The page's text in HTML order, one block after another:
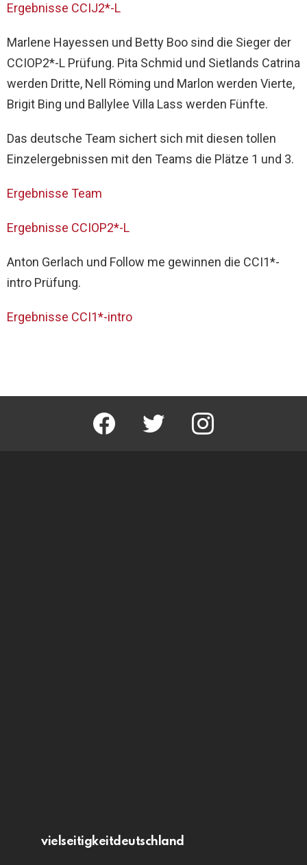
Ergebnisse CCIJ2*-L
Marlene Hayessen und Betty Boo sind die Sieger der
CCIOP2*-L Prüfung. Pita Schmid und Sietlands Catrina
werden Dritte, Nell Röming und Marlon werden Vierte,
Brigit Bing und Ballylee Villa Lass werden Fünfte.
Das deutsche Team sichert sich mit diesen tollen
Einzelergebnissen mit den Teams die Plätze 1 und 3.
Ergebnisse Team
Ergebnisse CCIOP2*-L
Anton Gerlach und Follow me gewinnen die CCI1*-
intro Prüfung.
Ergebnisse CCI1*-intro
facebook twitter instagram
vielseitigkeitdeutschland